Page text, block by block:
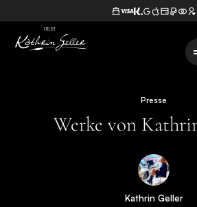
Presse
Werke von
Kathrin Geller